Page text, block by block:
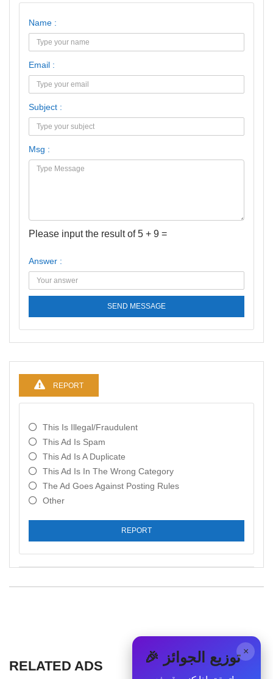
Name :
Email :
Subject :
Msg :
Please input the result of 5 + 9 =
Answer :
SEND MESSAGE
REPORT
This Is Illegal/fraudulent
This Ad Is Spam
This Ad Is A Duplicate
This Ad Is In The Wrong Category
The Ad Goes Against Posting Rules
Other
REPORT
RELATED ADS
× 🎉 توزيع الجوائز